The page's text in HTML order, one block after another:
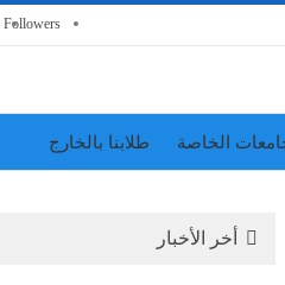
Followers
الخاصة طلابنا بالخارج
أخر الأخبار